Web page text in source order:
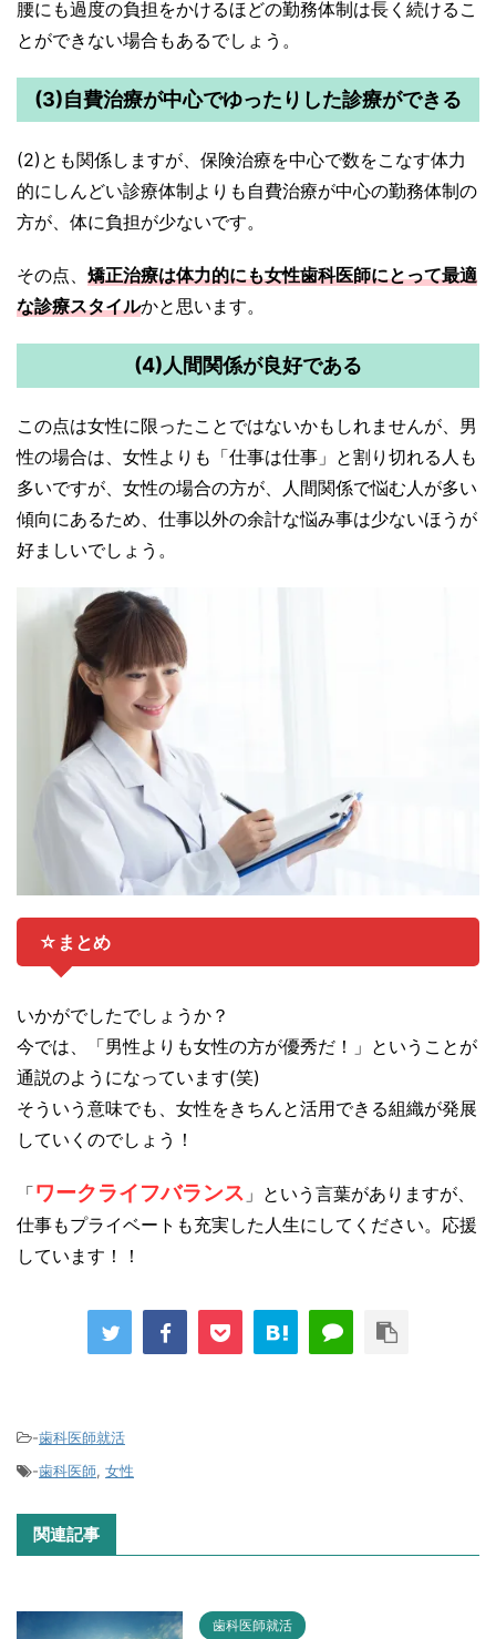
腰にも過度の負担をかけるほどの勤務体制は長く続けるこ
とができない場合もあるでしょう。
(3)自費治療が中心でゆったりした診療ができる
(2)とも関係しますが、保険治療を中心で数をこなす体力
的にしんどい診療体制よりも自費治療が中心の勤務体制の
方が、体に負担が少ないです。
その点、 矯正治療は体力的にも女性歯科医師にとって最適
な診療スタイルかと思います。
(4)人間関係が良好である
この点は女性に限ったことではないかもしれませんが、男
性の場合は、女性よりも「仕事は仕事」と割り切れる人も
多いですが、女性の場合の方が、人間関係で悩む人が多い
傾向にあるため、仕事以外の余計な悩み事は少ないほうが
好ましいでしょう。
☆まとめ
いかがでしたでしょうか？
今では、「男性よりも女性の方が優秀だ！」ということが
通説のようになっています(笑)
そういう意味でも、女性をきちんと活用できる組織が発展
していくのでしょう！
「ワークライフバランス 」という言葉がありますが、
仕事もプライベートも充実した人生にしてください。応援
しています！！
-歯科医師就活
-歯科医師, 女性
関連記事
歯科医師就活